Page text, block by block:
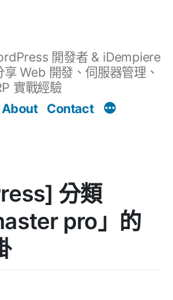
開發者 & iDempiere
Web 開發、伺服器管理、
實戰經驗
About Contact
分類
pro」的